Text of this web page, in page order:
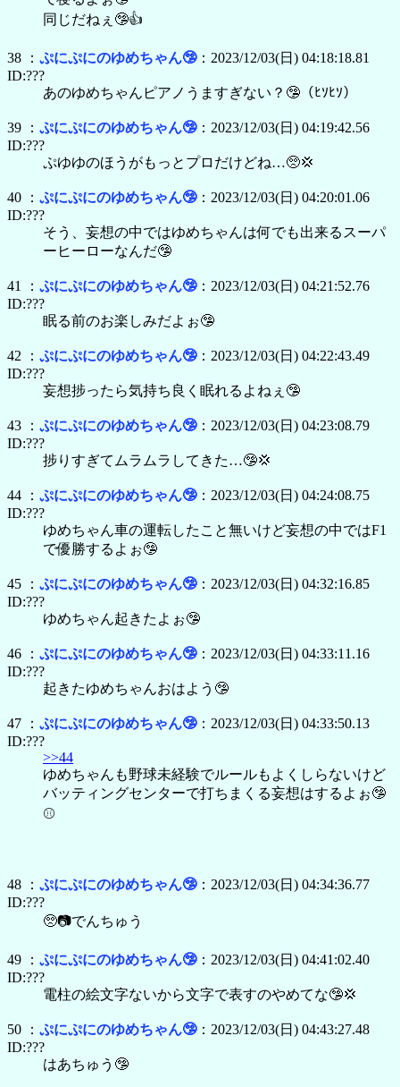
同じだねぇ🤥👍
38 ： ぷにぷにのゆめちゃん🤥：2023/12/03(日) 04:18:18.81
ID:???
あのゆめちゃんピアノうますぎない？🤥（ﾋｿﾋｿ）
39 ： ぷにぷにのゆめちゃん🤥：2023/12/03(日) 04:19:42.56
ID:???
ぷゆゆのほうがもっとプロだけどね…🥺💢
40 ： ぷにぷにのゆめちゃん🤥：2023/12/03(日) 04:20:01.06
ID:???
そう、妄想の中ではゆめちゃんは何でも出来るスーパ
ーヒーローなんだ🤥
41 ： ぷにぷにのゆめちゃん🤥：2023/12/03(日) 04:21:52.76
ID:???
眠る前のお楽しみだよぉ🤥
42 ： ぷにぷにのゆめちゃん🤥：2023/12/03(日) 04:22:43.49
ID:???
妄想捗ったら気持ち良く眠れるよねぇ🤥
43 ： ぷにぷにのゆめちゃん🤥：2023/12/03(日) 04:23:08.79
ID:???
捗りすぎてムラムラしてきた…🤥💢
44 ： ぷにぷにのゆめちゃん🤥：2023/12/03(日) 04:24:08.75
ID:???
ゆめちゃん車の運転したこと無いけど妄想の中ではF1
で優勝するよぉ🤥
45 ： ぷにぷにのゆめちゃん🤥：2023/12/03(日) 04:32:16.85
ID:???
ゆめちゃん起きたよぉ🤥
46 ： ぷにぷにのゆめちゃん🤥：2023/12/03(日) 04:33:11.16
ID:???
起きたゆめちゃんおはよう🤥
47 ： ぷにぷにのゆめちゃん🤥：2023/12/03(日) 04:33:50.13
ID:???
>>44
ゆめちゃんも野球未経験でルールもよくしらないけど
バッティングセンターで打ちまくる妄想はするよぉ🤥
⚾
48 ： ぷにぷにのゆめちゃん🤥：2023/12/03(日) 04:34:36.77
ID:???
🥺📷でんちゅう
49 ： ぷにぷにのゆめちゃん🤥：2023/12/03(日) 04:41:02.40
ID:???
電柱の絵文字ないから文字で表すのやめてな🤥💢
50 ： ぷにぷにのゆめちゃん🤥：2023/12/03(日) 04:43:27.48
ID:???
はあちゅう🤥